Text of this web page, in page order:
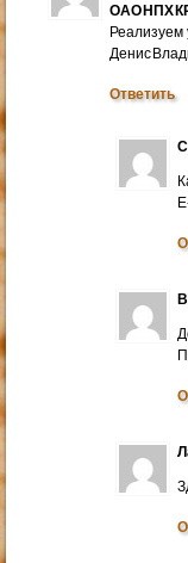
ОАО НПХ
Реализуем
Денис
Ответить